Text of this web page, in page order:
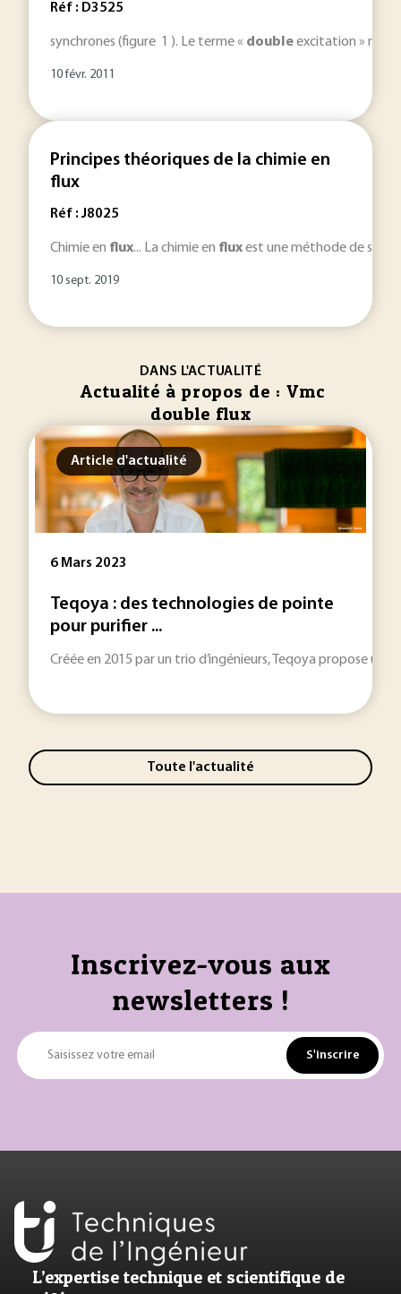
Réf : D3525
synchrones (figure 1 ). Le terme « doubleexcitation »
10 févr. 2011
Principes théoriques de la chimie en
flux
Réf : J8025
Chimie en flux... La chimie en fluxest une méthode de
10 sept. 2019
DANS L'ACTUALITÉ
Actualité à propos de : Vmc
double flux
Article d'actualité
6 Mars 2023
Teqoya : des technologies de pointe
pour purifier ...
Créée en 2015 par un trio d’ingénieurs, Teqoya propose
Toute l'actualité
Inscrivez-vous aux
newsletters !
Saisissez votre email S'inscrire
L’expertise technique et scientifique de